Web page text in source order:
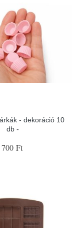
- dekoráció 10
db -
700 Ft